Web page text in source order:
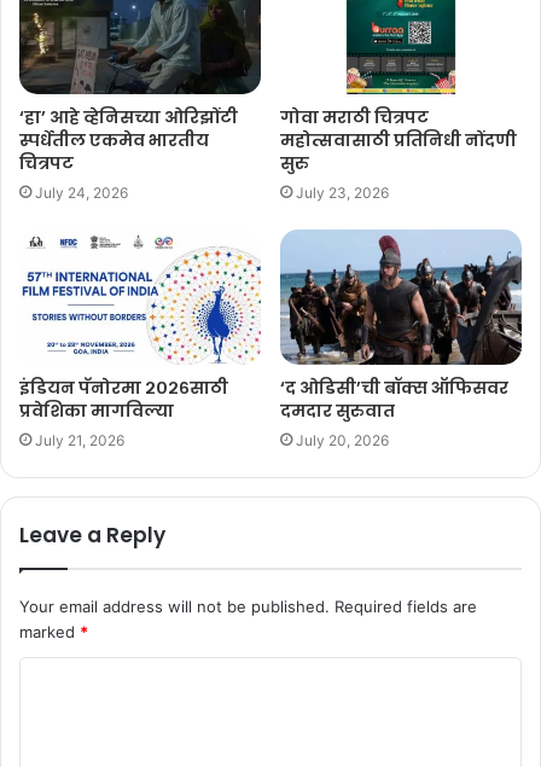
‘हा’ आहे ​व्हेनिसच्या ओरिझोंटी
स्पर्धेतील एकमेव भारतीय
चित्रपट
July 24, 2026
गोवा मराठी चित्रपट
महोत्सवासाठी प्रतिनिधी नोंदणी
सुरु
July 23, 2026
इंडियन पॅनोरमा २०२६साठी
प्रवेशिका मागविल्या
July 21, 2026
‘द ओडिसी’ची बॉक्स ऑफिसवर
दमदार सुरुवात
July 20, 2026
Leave a Reply
Your email address will not be published. Required fields are
marked *